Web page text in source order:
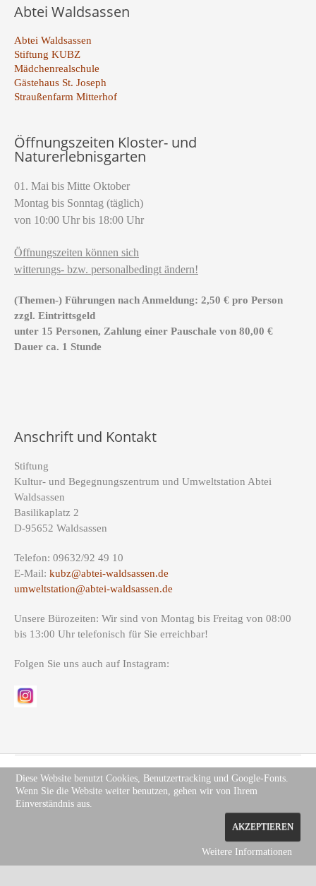
Abtei Waldsassen
Abtei Waldsassen
Stiftung KUBZ
Mädchenrealschule
Gästehaus St. Joseph
Straußenfarm Mitterhof
Öffnungszeiten Kloster- und
Naturerlebnisgarten
01. Mai bis Mitte Oktober
Montag bis Sonntag (täglich)
von 10:00 Uhr bis 18:00 Uhr
Öffnungszeiten können sich
witterungs- bzw. personalbedingt ändern!
(Themen-) Führungen nach Anmeldung: 2,50 € pro Person
zzgl. Eintrittsgeld
unter 15 Personen, Zahlung einer Pauschale von 80,00 €
Dauer ca. 1 Stunde
Anschrift und Kontakt
Stiftung
Kultur- und Begegnungszentrum und Umweltstation Abtei
Waldsassen
Basilikaplatz 2
D-95652 Waldsassen
Telefon: 09632/92 49 10
E-Mail: kubz@abtei-waldsassen.de
umweltstation@abtei-waldsassen.de
Unsere Bürozeiten: Wir sind von Montag bis Freitag von 08:00
bis 13:00 Uhr telefonisch für Sie erreichbar!
Folgen Sie uns auch auf Instagram:
Copyright (c) Site Name 2012. All rights reserved.Impressum
Diese Website benutzt Cookies, Benutzertracking und Google-Fonts.
Wenn Sie die Website weiter benutzen, gehen wir von Ihrem
Einverständnis aus.
AKZEPTIEREN
Weitere Informationen